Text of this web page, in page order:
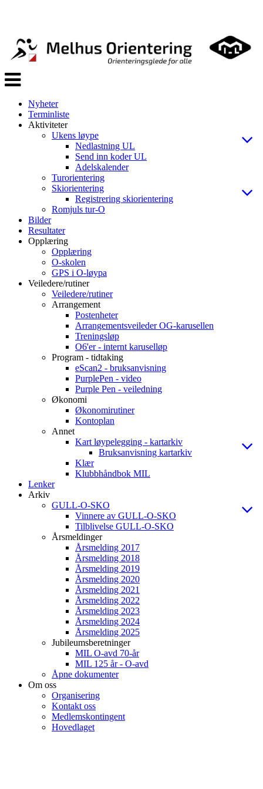
Veksle
navigasjon
Nyheter
Terminliste
Aktiviteter
Ukens løype
Nedlastning UL
Send inn koder UL
Adelskalender
Turorientering
Skiorientering
Registrering skiorientering
Romjuls tur-O
Bilder
Resultater
Opplæring
Opplæring
O-skolen
GPS i O-løypa
Veiledere/rutiner
Veiledere/rutiner
Arrangement
Postenheter
Arrangementsveileder OG-karusellen
Treningsløp
O6'er - internt karuselløp
Program - tidtaking
eScan2 - bruksanvisning
PurplePen - video
Purple Pen - veiledning
Økonomi
Økonomirutiner
Kontoplan
Annet
Kart løypelegging - kartarkiv
Bruksanvisning kartarkiv
Klær
Klubbhåndbok MIL
Lenker
Arkiv
GULL-O-SKO
Vinnere av GULL-O-SKO
Tilblivelse GULL-O-SKO
Årsmeldinger
Årsmelding 2017
Årsmelding 2018
Årsmelding 2019
Årsmelding 2020
Årsmelding 2021
Årsmelding 2022
Årsmelding 2023
Årsmelding 2024
Årsmelding 2025
Jubileumsberetninger
MIL O-avd 70-år
MIL 125 år - O-avd
Åpne dokumenter
Om oss
Organisering
Kontakt oss
Medlemskontingent
Hovedlaget